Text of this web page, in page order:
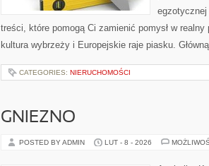
treści, które pomogą Ci zamienić pomysł w
kultura wybrzeży i Europejskie raje piasku.
CATEGORIES: NIERUCHOMOŚCI
GNIEZNO
POSTED BY ADMIN LUT - 8 - 2026